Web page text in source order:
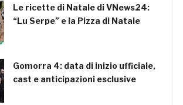
Le ricette di Natale di VNews24:
“Lu Serpe” e la Pizza di Natale
Gomorra 4: data di inizio ufficiale,
cast e anticipazioni esclusive